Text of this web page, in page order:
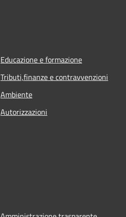
Educazione e formazione
Tributi,finanze e contravvenzioni
Ambiente
Autorizzazioni